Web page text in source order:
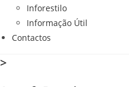
Inforestilo
Informação Útil
Contactos
>